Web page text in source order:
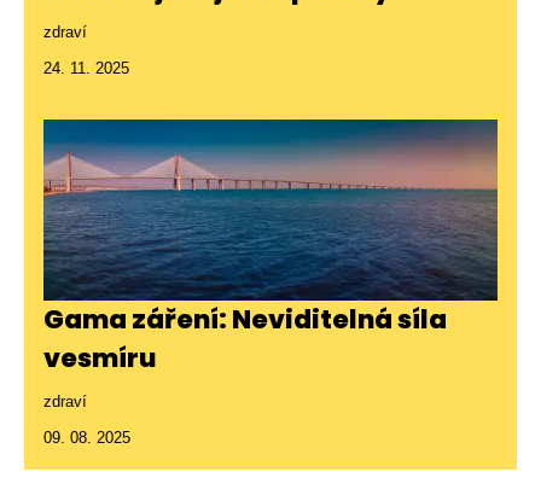
zdraví
24. 11. 2025
Gama záření: Neviditelná síla
vesmíru
zdraví
09. 08. 2025